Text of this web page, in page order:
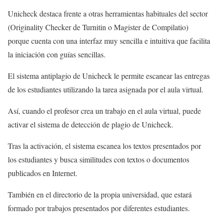
Unicheck destaca frente a otras herramientas habituales del sector
(Originality Checker de Turnitin o Magister de Compilatio)
porque cuenta con una interfaz muy sencilla e intuitiva que facilita
la iniciación con guías sencillas.
El sistema antiplagio de Unicheck le permite escanear las entregas
de los estudiantes utilizando la tarea asignada por el aula virtual.
Así, cuando el profesor crea un trabajo en el aula virtual, puede
activar el sistema de detección de plagio de Unicheck.
Tras la activación, el sistema escanea los textos presentados por
los estudiantes y busca similitudes con textos o documentos
publicados en Internet.
También en el directorio de la propia universidad, que estará
formado por trabajos presentados por diferentes estudiantes.